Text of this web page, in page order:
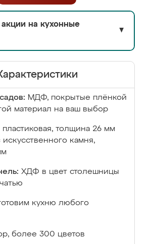
акции на кухонные
▼
МДФ, покрытые плёнкой
материал на ваш выбор
пластиковая, толщина 26 мм
камня,
ХДФ в цвет столешницы
кухню любого
более 300 цветов